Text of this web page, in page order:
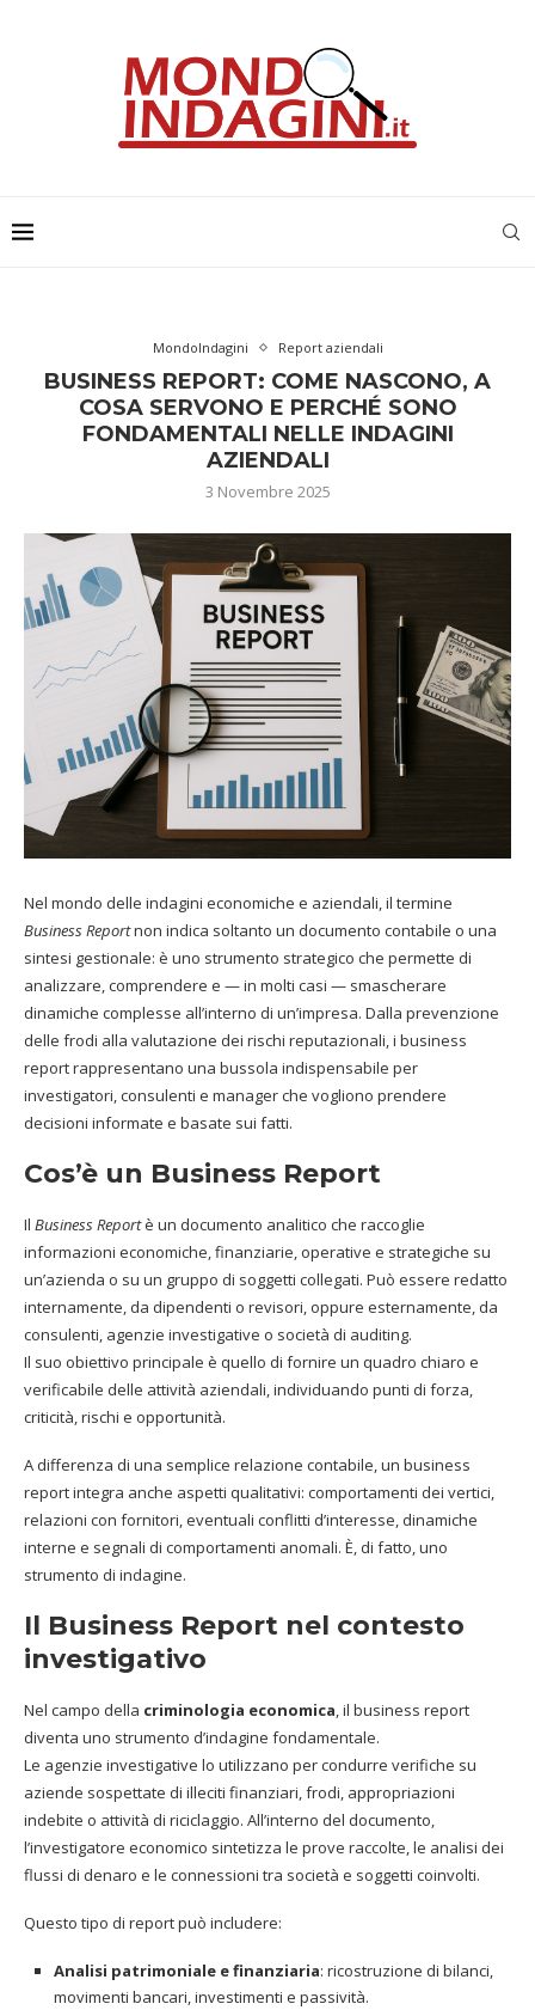
MondoIndagini Report aziendali
BUSINESS REPORT: COME NASCONO, A
COSA SERVONO E PERCHÉ SONO
FONDAMENTALI NELLE INDAGINI
AZIENDALI
3 Novembre 2025
Nel mondo delle indagini economiche e aziendali, il termine
Business Reportnon indica soltanto un documento contabile o una
sintesi gestionale: è uno strumento strategico che permette di
analizzare, comprendere e — in molti casi — smascherare
dinamiche complesse all’interno di un’impresa. Dalla prevenzione
delle frodi alla valutazione dei rischi reputazionali, i business
report rappresentano una bussola indispensabile per
investigatori, consulenti e manager che vogliono prendere
decisioni informate e basate sui fatti.
Cos’è un Business Report
Il Business Reportè un documento analitico che raccoglie
informazioni economiche, finanziarie, operative e strategiche su
un’azienda o su un gruppo di soggetti collegati. Può essere redatto
internamente, da dipendenti o revisori, oppure esternamente, da
consulenti, agenzie investigative o società di auditing.
Il suo obiettivo principale è quello di fornire un quadro chiaro e
verificabile delle attività aziendali, individuando punti di forza,
criticità, rischi e opportunità.
A differenza di una semplice relazione contabile, un business
report integra anche aspetti qualitativi: comportamenti dei vertici,
relazioni con fornitori, eventuali conflitti d’interesse, dinamiche
interne e segnali di comportamenti anomali. È, di fatto, uno
strumento di indagine.
Il Business Report nel contesto
investigativo
Nel campo della criminologia economica, il business report
diventa uno strumento d’indagine fondamentale.
Le agenzie investigative lo utilizzano per condurre verifiche su
aziende sospettate di illeciti finanziari, frodi, appropriazioni
indebite o attività di riciclaggio. All’interno del documento,
l’investigatore economico sintetizza le prove raccolte, le analisi dei
flussi di denaro e le connessioni tra società e soggetti coinvolti.
Questo tipo di report può includere:
Analisi patrimoniale e finanziaria: ricostruzione di bilanci,
movimenti bancari, investimenti e passività.